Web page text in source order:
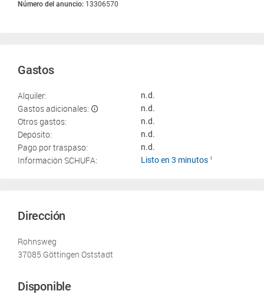
Número del anuncio: 13306570
Gastos
Alquiler: n.d.
Gastos adicionales: n.d.
Otros gastos: n.d.
Depósito: n.d.
Pago por traspaso: n.d.
Información SCHUFA: Listo en 3 minutos 1
Dirección
Rohnsweg
37085 Göttingen Oststadt
Disponible